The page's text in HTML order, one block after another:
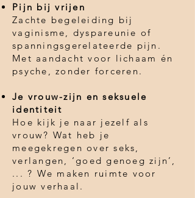
Pijn bij vrijen
Zachte begeleiding bij
vaginisme, dyspareunie of
spanningsgerelateerde pijn.
Met aandacht voor lichaam én
psyche, zonder forceren.
Je vrouw-zijn en seksuele
identiteit
Hoe kijk je naar jezelf als
vrouw? Wat heb je
meegekregen over seks,
verlangen, ‘goed genoeg zijn’,
... ? We maken ruimte voor
jouw verhaal.